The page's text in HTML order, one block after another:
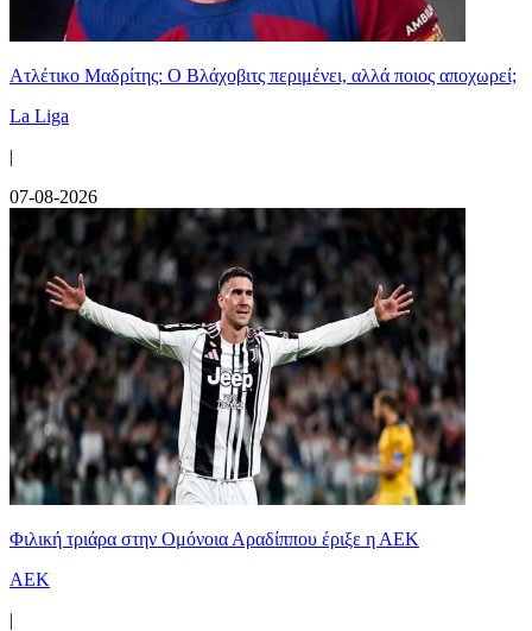
Ατλέτικο Μαδρίτης: Ο Βλάχοβιτς περιμένει, αλλά ποιος αποχωρεί;
La Liga
|
07-08-2026
Φιλική τριάρα στην Ομόνοια Αραδίππου έριξε η ΑΕΚ
ΑΕΚ
|